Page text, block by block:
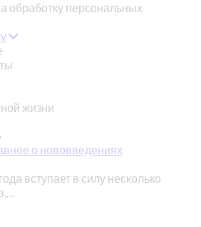
обработку персональных
жизни
о нововведениях
вступает в силу несколько